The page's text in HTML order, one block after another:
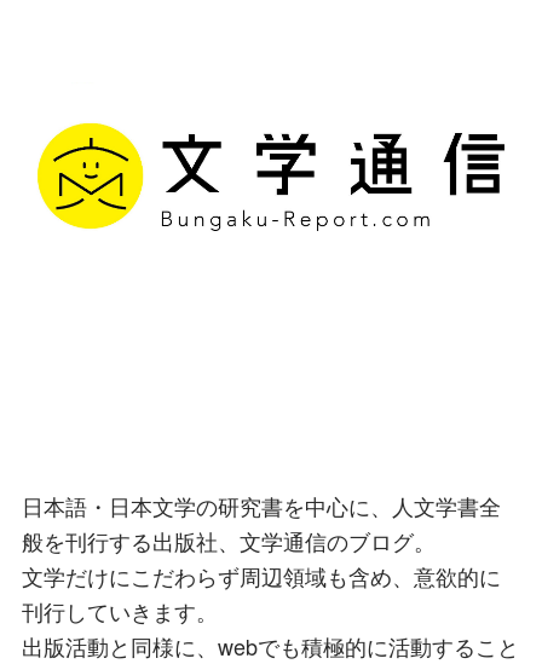
日本語・日本文学の研究書を中心に、人文学書全
般を刊行する出版社、文学通信のブログ。
文学だけにこだわらず周辺領域も含め、意欲的に
刊行していきます。
出版活動と同様に、webでも積極的に活動すること